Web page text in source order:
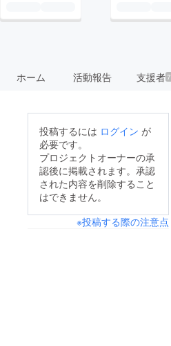
ホーム 活動報告 支援者7
投稿するには ログイン が
必要です。
プロジェクトオーナーの承
認後に掲載されます。承認
された内容を削除すること
はできません。
※投稿する際の注意点